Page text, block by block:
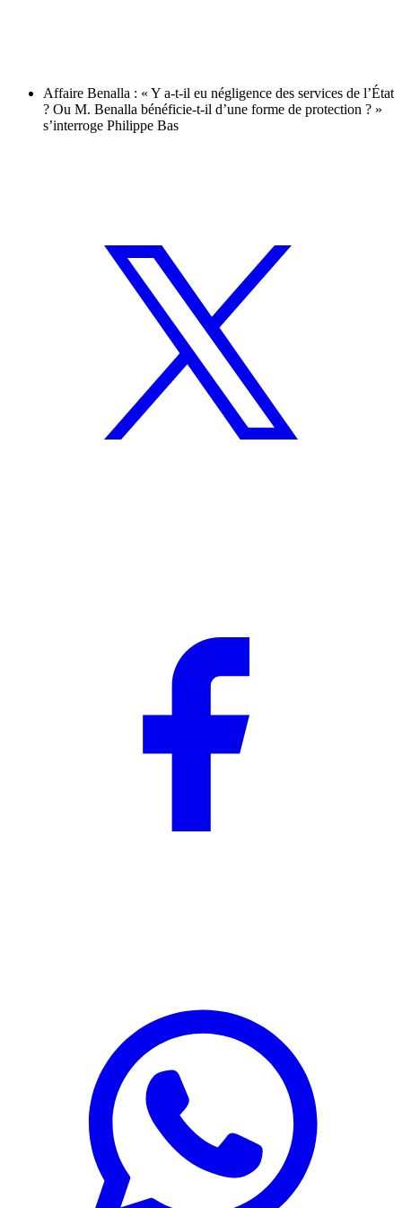
Affaire Benalla : « Y a-t-il eu négligence des services de l’État
? Ou M. Benalla bénéficie-t-il d’une forme de protection ? »
s’interroge Philippe Bas